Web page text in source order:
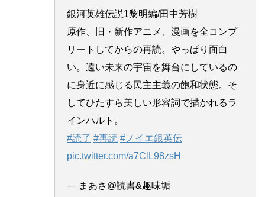
銀河英雄伝説1黎明編/田中芳樹
原作、旧・新作アニメ、漫画を全コンプ
リートしてからの再読。やっぱり面白
い。遠い未来の宇宙を舞台にしているの
に身近に感じる民主主義の飽和状態。そ
してひたすら美しい形容詞で描かれるラ
インハルト。
#読了 #再読 #ノイエ銀英伝
pic.twitter.com/a7ClL98zsH
— まあさ@読書&趣味垢